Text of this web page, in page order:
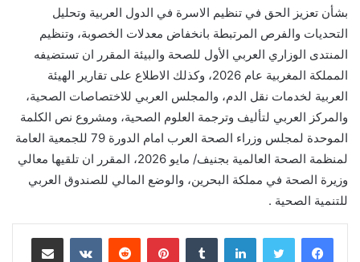
بشأن تعزيز الحق في تنظيم الاسرة في الدول العربية وتحليل
التحديات والفرص المرتبطة بانخفاض معدلات الخصوبة، وتنظيم
المنتدى الوزاري العربي الأول للصحة والبيئة المقرر ان تستضيفه
المملكة المغربية عام 2026، وكذلك الاطلاع على تقارير الهيئة
العربية لخدمات نقل الدم، والمجلس العربي للاختصاصات الصحية،
والمركز العربي لتأليف وترجمة العلوم الصحية، ومشروع نص الكلمة
الموحدة لمجلس وزراء الصحة العرب امام الدورة 79 للجمعية العامة
لمنظمة الصحة العالمية بجنيف/ مايو 2026، المقرر ان تلقيها معالي
وزيرة الصحة في مملكة البحرين، والوضع المالي للصندوق العربي
للتنمية الصحية .
لينكدإن بينتيريست